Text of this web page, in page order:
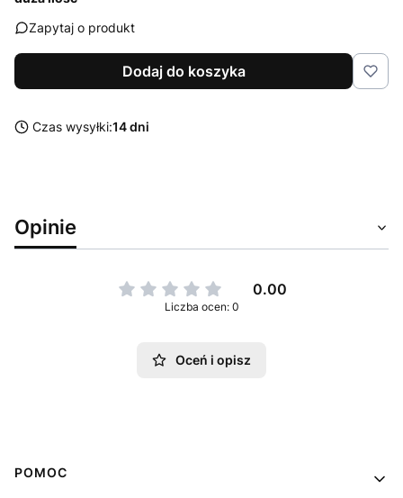
Zapytaj o produkt
Dodaj do koszyka
Czas wysyłki:14 dni
Opinie
0.00
Liczba ocen: 0
Oceń i opisz
Linki w stopce
POMOC